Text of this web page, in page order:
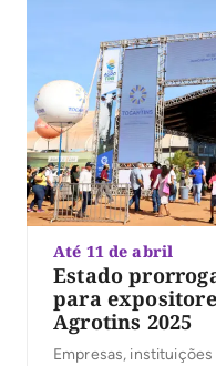
Até 11 de abril
Estado
para
Agrotins 2025
Empresas,